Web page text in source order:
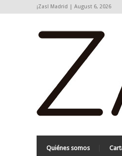
¡Zas! Madrid | August 6, 2026
Quiénes somos